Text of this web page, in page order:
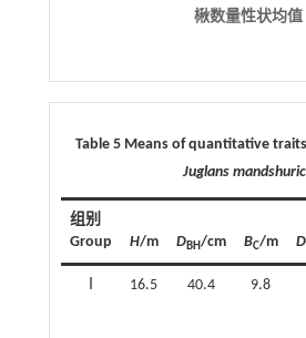
楸数量性状均值
Table 5 Means of quantitative
Juglans
组别
Group
H/m DBH/cm BC/m D
Ⅰ 16.5 40.4 9.8